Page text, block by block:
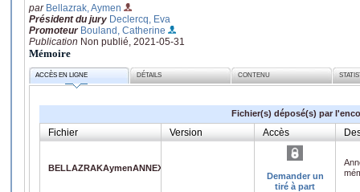
par Bellazrak, Aymen
Président du jury Declercq, Eva
Promoteur Bouland, Catherine
Publication Non publié, 2021-05-31
Mémoire
ACCÈS EN LIGNE DÉTAILS CONTENU
Fichier(s) déposé(s) par
Fichier Version Accès
BELLAZRAKAymenANNEXE4Grillededepotmemoire.pdf
Demander un
tiré à part